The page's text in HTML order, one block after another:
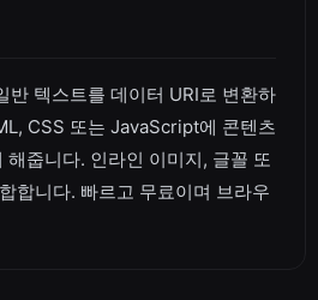
반 텍스트를 데이터 URI로 변환하
CSS 또는 JavaScript에 콘텐츠
해줍니다. 인라인 이미지, 글꼴 또
합니다. 빠르고 무료이며 브라우